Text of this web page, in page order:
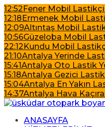
12:52Fener Mobil
12:18Ermenek Mobil
12:09Altıntaş Mobil
10:56Güzeloba Mobil
22:12Kundu Mobil
21:10Antalya Yerinde
15:41Antalya Oto Lastik
15:18Antalya Gezici
15:04Antalya En Yakın
14:37Antalya Hava
ANASAYFA